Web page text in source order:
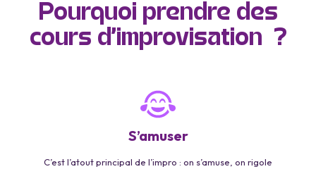
Pourquoi prendre des
cours d’improvisation ?
S’amuser
C’est l’atout principal de l’impro : on s’amuse, on rigole